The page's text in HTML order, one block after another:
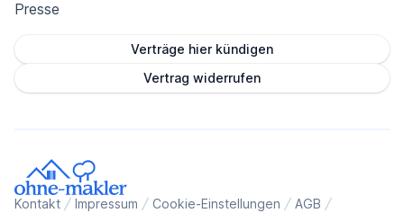
Presse
Verträge hier kündigen
Vertrag widerrufen
Kontakt Impressum Cookie-Einstellungen
AGB